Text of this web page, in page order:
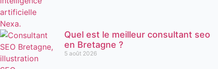
Quel est le meilleur consultant seo
en Bretagne ?
5 août 2026